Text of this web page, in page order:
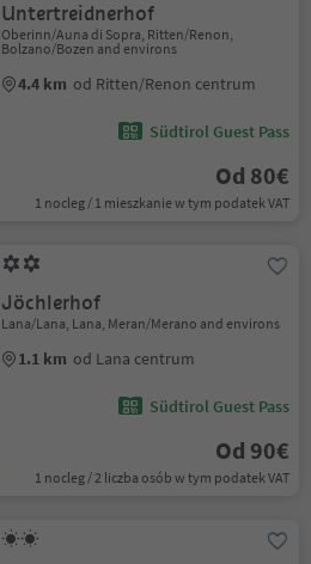
Untertreidnerhof
Oberinn/Auna di Sopra, Ritten/Renon,
Bolzano/Bozen and environs
4.4 km od Ritten/Renon centrum
Südtirol Guest Pass
Od 80€
1 nocleg / 1 mieszkanie w tym podatek VAT
Jöchlerhof
Lana/Lana, Lana, Meran/Merano and environs
1.1 km od Lana centrum
Südtirol Guest Pass
Od 90€
1 nocleg / 2 liczba osób w tym podatek VAT